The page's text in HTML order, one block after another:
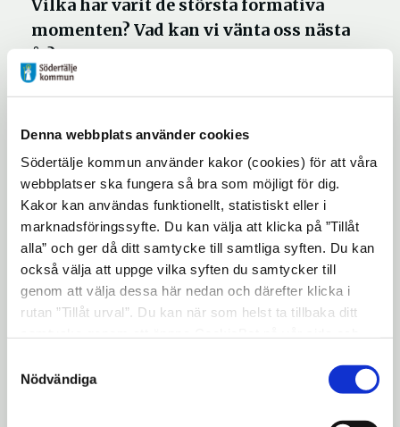
Denna webbplats använder cookies
Södertälje kommun använder kakor (cookies) för att våra
webbplatser ska fungera så bra som möjligt för dig.
Kakor kan användas funktionellt, statistiskt eller i
marknadsföringssyfte. Du kan välja att klicka på ”Tillåt
alla” och ger då ditt samtycke till samtliga syften. Du kan
också välja att uppge vilka syften du samtycker till
genom att välja dessa här nedan och därefter klicka i
rutan ”Tillåt urval”. Du kan när som helst ta tillbaka ditt
"Visa detaljer" kan du läsa om hur kakorna används och
hur vi och våra leverantörer inhämtar och behandlar
Nödvändiga
Vilka har varit de största formativa
momenten? Vad kan vi vänta oss nästa
år?
att utvärderaEuropaåret för ungdomar
2022. Europaåret för ungdomar har haft i
syfte att lyfta fram de europeiska
ungdomarnas betydelse för att bygga en
bättre och grönare framtid som också är mer
inkluderande och digital.Vilka framgångar
har man kunnat se, och har ungas röst i EU
redan gjort skillnad?
Plats:Zoom
(vi skickar länk vid anmälan)